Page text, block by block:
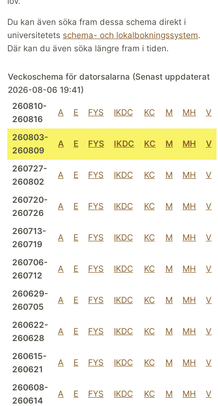
Du kan även söka fram dessa schema direkt i
universitetets schema- och lokalbokningssystem.
Där kan du även söka längre fram i tiden.
Veckoschema för datorsalarna (Senast uppdaterat
2026-08-06 19:41)
260810-
260816
A E FYS IKDC KC M MH V
260803-
260809
A E FYS IKDC KC M MH V
260727-
260802
A E FYS IKDC KC M MH V
260720-
260726
A E FYS IKDC KC M MH V
260713-
260719
A E FYS IKDC KC M MH V
260706-
260712
A E FYS IKDC KC M MH V
260629-
260705
A E FYS IKDC KC M MH V
260622-
260628
A E FYS IKDC KC M MH V
260615-
260621
A E FYS IKDC KC M MH V
260608-
260614
A E FYS IKDC KC M MH V